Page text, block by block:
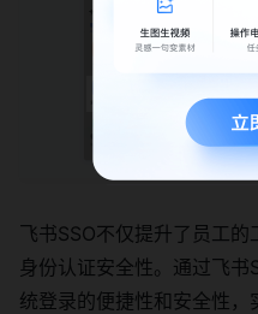
飞书SSO不仅提升了员工
身份认证安全性。通过飞书
统登录的便捷性和安全性，